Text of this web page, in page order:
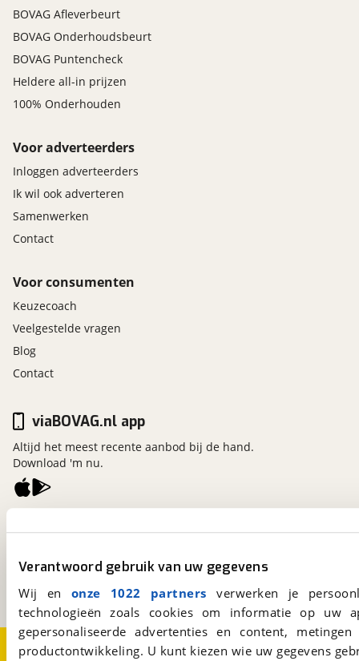
Verantwoord gebruik van uw gegevens
Wij en onze 1022 partners verwerken je
technologieën zoals cookies om informatie op
gepersonaliseerde advertenties en content,
productontwikkeling. U kunt kiezen wie uw gegevens
BOVAG Afleverbeurt
BOVAG Onderhoudsbeurt
BOVAG Puntencheck
Heldere all-in prijzen
100% Onderhouden
Voor adverteerders
Inloggen adverteerders
Ik wil ook adverteren
Samenwerken
Contact
Voor consumenten
Keuzecoach
Veelgestelde vragen
Blog
Contact
3981 AJ
Bunnik
Een initiatief van
BOVAG
viaBOVAG.nl app
Altijd het meest recente aanbod bij de hand.
Download 'm nu.
Over viaBOVAG.nl Disclaimer- en Privacyverklaring